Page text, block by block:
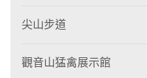
尖山步道
觀音山猛禽展示館